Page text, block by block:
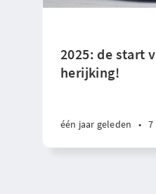
2025: de start
herijking!
één jaar geleden • 7